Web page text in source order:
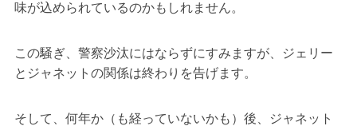
味が込められているのかもしれません。
この騒ぎ、警察沙汰にはならずにすみますが、ジェリー
とジャネットの関係は終わりを告げます。
そして、何年か（も経っていないかも）後、ジャネット